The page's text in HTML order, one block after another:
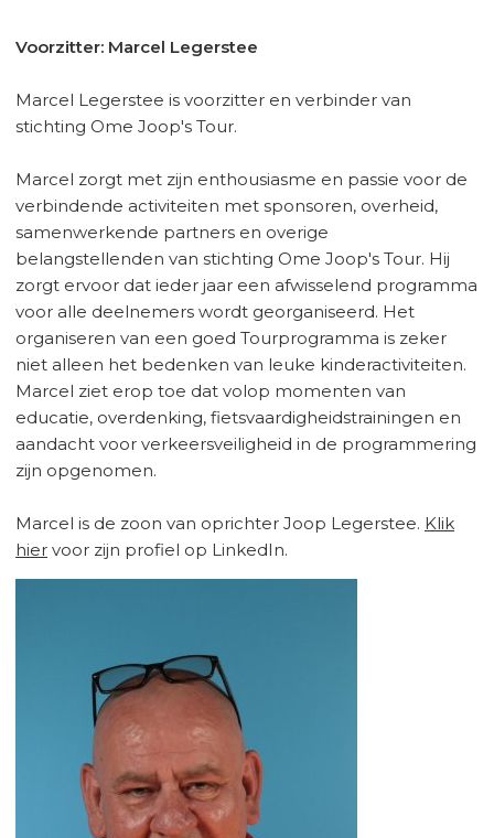
Voorzitter: Marcel Legerstee
Marcel Legerstee is voorzitter en verbinder van
stichting Ome Joop's Tour.
Marcel zorgt met zijn enthousiasme en passie voor de
verbindende activiteiten met sponsoren, overheid,
samenwerkende partners en overige
belangstellenden van stichting Ome Joop's Tour. Hij
zorgt ervoor dat ieder jaar een afwisselend programma
voor alle deelnemers wordt georganiseerd. Het
organiseren van een goed Tourprogramma is zeker
niet alleen het bedenken van leuke kinderactiviteiten.
Marcel ziet erop toe dat volop momenten van
educatie, overdenking, fietsvaardigheidstrainingen en
aandacht voor verkeersveiligheid in de programmering
zijn opgenomen.
Marcel is de zoon van oprichter Joop Legerstee. Klik
hier voor zijn profiel op LinkedIn.